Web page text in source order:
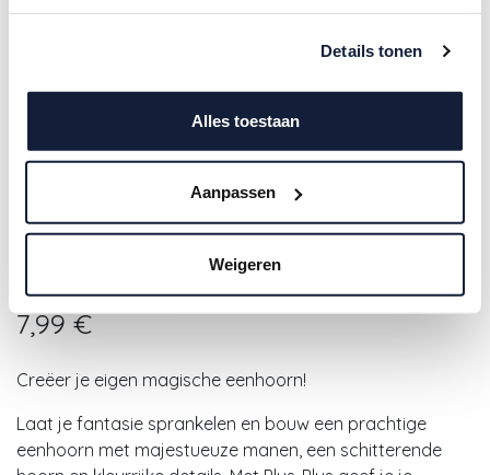
Details tonen
Alles toestaan
Aanpassen
Weigeren
Plus-Plus | Educatief Speelgoed
Eenhoorn Bouwstukjes 100-delig
7,99€
Creëer je eigen magische eenhoorn!
Laat je fantasie sprankelen en bouw een prachtige
eenhoorn met majestueuze manen, een schitterende